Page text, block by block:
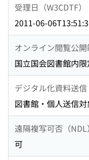
受理日（W3CDTF）
2011-06-
オンライン閲覧公開
国立国会図書館内
デジタル化資料送信
図書館・個人送信
遠隔複写可否（NDL）
可